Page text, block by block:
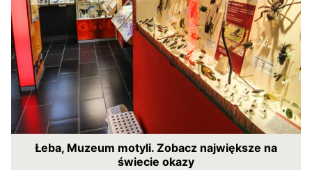
Łeba, Muzeum motyli. Zobacz największe na
świecie okazy